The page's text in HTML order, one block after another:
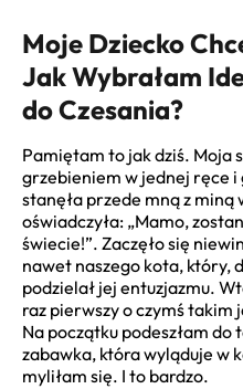
Moje Dziecko
Jak Wybrałam
do Czesania?
Pamiętam to jak dziś. Moja
grzebieniem w jednej ręce
stanęła przede mną z
oświadczyła: „Mamo,
świecie!”. Zaczęło się
nawet naszego kota, który,
podzielał jej entuzjazmu.
raz pierwszy o czymś takim
Na początku podeszłam
zabawka, która wyląduje w
myliłam się. I to bardzo.